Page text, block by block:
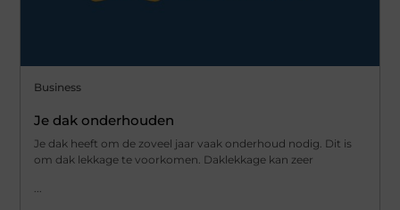
Business
Je dak onderhouden
Je dak heeft om de zoveel jaar vaak onderhoud nodig. Dit is
om dak lekkage te voorkomen. Daklekkage kan zeer